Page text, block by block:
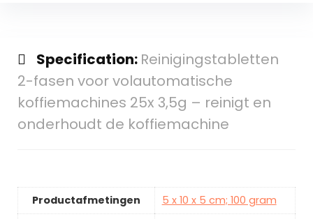
Specification: Reinigingstabletten
2-fasen voor volautomatische
koffiemachines 25x 3,5g – reinigt en
onderhoudt de koffiemachine
Productafmetingen
5 x 10 x 5 cm; 100 gram